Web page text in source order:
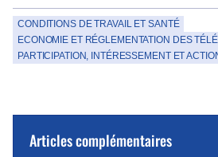
CONDITIONS DE TRAVAIL ET SANTÉ
ECONOMIE ET RÉGLEMENTATION DES
PARTICIPATION, INTÉRESSEMENT ET
Articles complémentaires